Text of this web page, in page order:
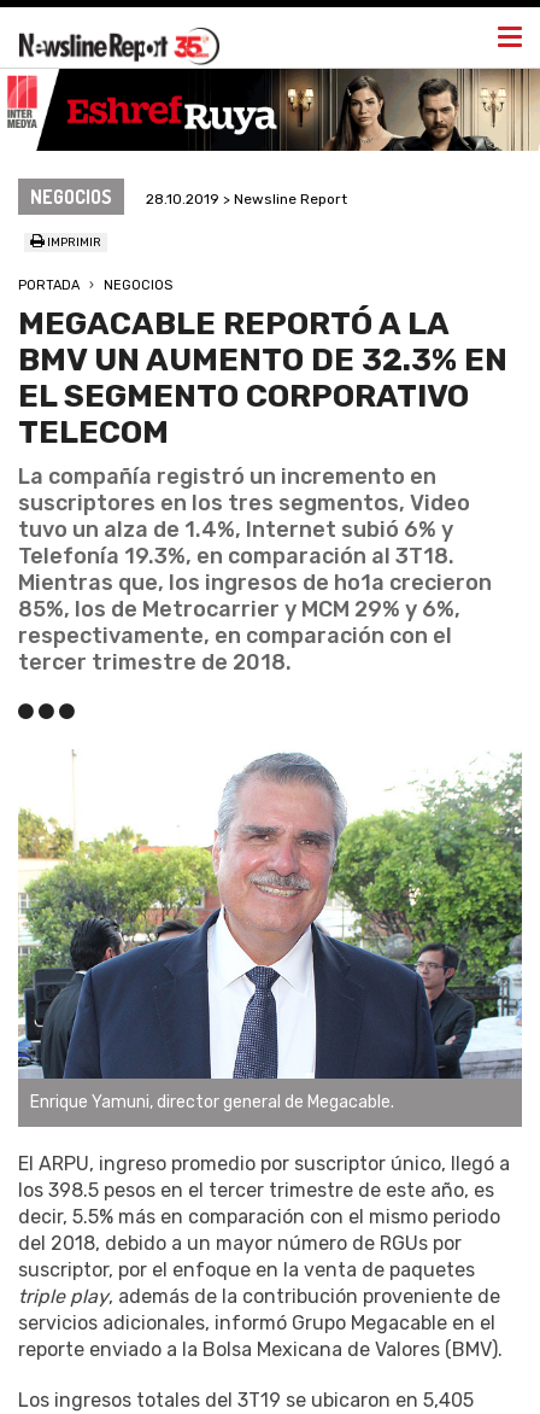
NEGOCIOS 28.10.2019 > Newsline Report
IMPRIMIR
PORTADA NEGOCIOS
MEGACABLE REPORTÓ A LA
BMV UN AUMENTO DE 32.3% EN
EL SEGMENTO CORPORATIVO
TELECOM
La compañía registró un incremento en
suscriptores en los tres segmentos, Video
tuvo un alza de 1.4%, Internet subió 6% y
Telefonía 19.3%, en comparación al 3T18.
Mientras que, los ingresos de ho1a crecieron
85%, los de Metrocarrier y MCM 29% y 6%,
respectivamente, en comparación con el
tercer trimestre de 2018.
Enrique Yamuni, director general de Megacable.
El ARPU, ingreso promedio por suscriptor único, llegó a
los 398.5 pesos en el tercer trimestre de este año, es
decir, 5.5% más en comparación con el mismo periodo
del 2018, debido a un mayor número de RGUs por
suscriptor, por el enfoque en la venta de paquetes
triple play, además de la contribución proveniente de
servicios adicionales, informó Grupo Megacable en el
reporte enviado a la Bolsa Mexicana de Valores (BMV).
Los ingresos totales del 3T19 se ubicaron en 5,405